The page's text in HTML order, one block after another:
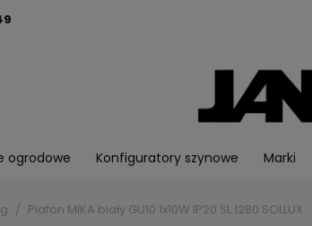
ogrodowe Konfiguratory szynowe Marki
Plafon MIKA biały GU10 1x10W IP20 SL.1280 SOLLUX